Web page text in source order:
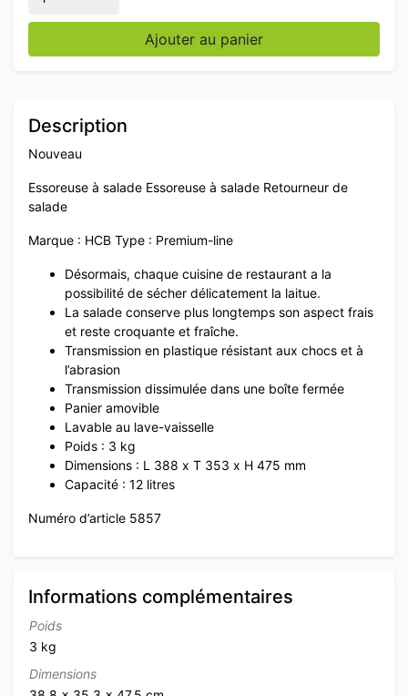
Ajouter au panier
Description
Nouveau
Essoreuse à salade Essoreuse à salade Retourneur de
salade
Marque : HCB Type : Premium-line
Désormais, chaque cuisine de restaurant a la
possibilité de sécher délicatement la laitue.
La salade conserve plus longtemps son aspect frais
et reste croquante et fraîche.
Transmission en plastique résistant aux chocs et à
l’abrasion
Transmission dissimulée dans une boîte fermée
Panier amovible
Lavable au lave-vaisselle
Poids : 3 kg
Dimensions : L 388 x T 353 x H 475 mm
Capacité : 12 litres
Numéro d’article 5857
Informations complémentaires
Poids
3 kg
Dimensions